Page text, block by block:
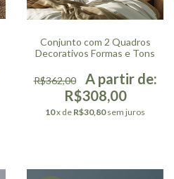
Conjunto com 2 Quadros
Decorativos Formas e Tons
R$362,00
R$308,00
10x de R$30,80 sem juros